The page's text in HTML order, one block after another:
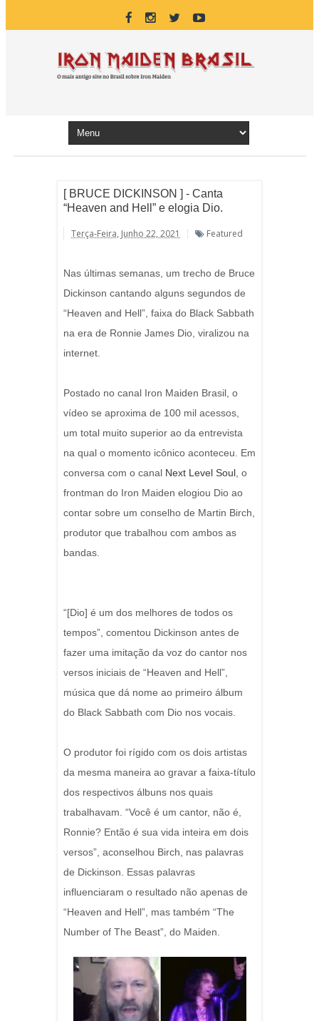
[ BRUCE DICKINSON ] - Canta
“Heaven and Hell” e elogia Dio.
Terça-Feira, Junho 22, 2021 Featured
Nas últimas semanas, um trecho de Bruce
Dickinson cantando alguns segundos de
“Heaven and Hell”, faixa do Black Sabbath
na era de Ronnie James Dio, viralizou na
internet.
Postado no canal Iron Maiden Brasil, o
vídeo se aproxima de 100 mil acessos,
um total muito superior ao da entrevista
na qual o momento icônico aconteceu. Em
conversa com o canal Next Level Soul , o
frontman do Iron Maiden elogiou Dio ao
contar sobre um conselho de Martin Birch,
produtor que trabalhou com ambos as
bandas.
“[Dio] é um dos melhores de todos os
tempos”, comentou Dickinson antes de
fazer uma imitação da voz do cantor nos
versos iniciais de “Heaven and Hell”,
música que dá nome ao primeiro álbum
do Black Sabbath com Dio nos vocais.
O produtor foi rígido com os dois artistas
da mesma maneira ao gravar a faixa-título
dos respectivos álbuns nos quais
trabalhavam. “Você é um cantor, não é,
Ronnie? Então é sua vida inteira em dois
versos”, aconselhou Birch, nas palavras
de Dickinson. Essas palavras
influenciaram o resultado não apenas de
“Heaven and Hell”, mas também “The
Number of The Beast”, do Maiden.